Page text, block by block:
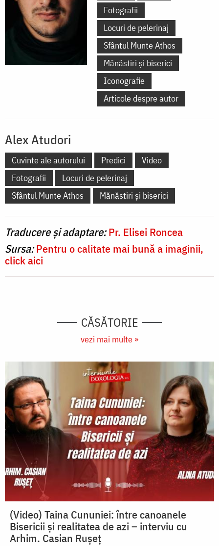
Fotografii
Locuri de pelerinaj
Sfântul Munte Athos
Mănăstiri și biserici
Iconografie
Articole despre autor
Alex Atudori
Cuvinte ale autorului Predici
Video
Fotografii
Locuri de pelerinaj
Sfântul Munte Athos
Mănăstiri și biserici
Traducere și adaptare:Pr. Elisei Roncea
Sursa:Pentru o calitate mai bună a imaginii,
click aici
CĂSĂTORIE
vezi mai multe »
(Video) Taina Cununiei: între canoanele
Bisericii și realitatea de azi – interviu cu
Arhim. Casian Rușeț